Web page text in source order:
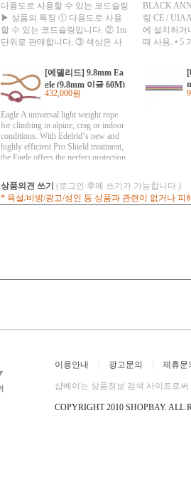
다용도로 사용할 수 있는 코드슬링
▶ 상품의 특징 ① 다용도로 사용
할 수 있는 코드슬링입니다. ② 1m
단위로 판매합니다. ③ 색상은 사
France ⑤ 사이트 : www.edelweiss-
ropes.com
BLACK
링 CE /
에 설치하거
때 사용. • 5
cm 26 g
80 cm 80 g
[에델리드] 9.8mm Ea
gle (9.8mm 이글 60M)
432,000원
Eagle A universal light weight rope
for climbing in alpine, crag or indoor
conditions. With Edelrid‘s new and
highly efficient Pro Shield treatment,
the Eagle offers the perfect protection
snow or rain can be expected, or on a
warm sunny day at the crag, the Eagle
상품의견 쓰기 (로그인 후에 쓰기가 가능합니다.)
* 욕설/비방/광고/성인 등 상품과 관련이 없거나
이용안내 광고문의 제휴문
샵베이는 상품정보 검색 사이트로
COPYRIGHT 2010 SHOPBAY. ALL